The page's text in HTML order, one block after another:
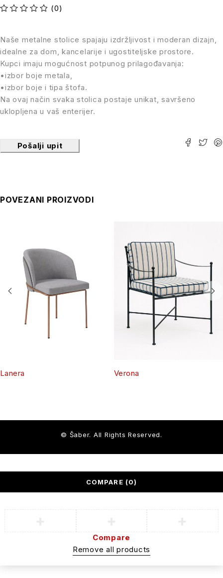
(0)
Naše metalne stolice spajaju izdržljivost i moderan dizajn,
idealne za dom, kancelarije i ugostiteljske prostore.
Kupci imaju mogućnost potpunog prilagođavanja:
•izbor boje metala,
•izbor boje i tipa štofa.
Na ovaj način svaka stolica postaje unikat, savršeno
uklopljena u vaš enterijer.
Pošalji upit
POVEZANI PROIZVODI
Lanera Verona
© Šaber. All Rights Reserved.
COMPARE (0)
Compare
Remove all products